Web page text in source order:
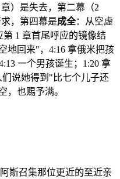
）是失去，第二幕（2
，第四幕是成全：从空虚
1 章首尾呼应的镜像结
地回来"，4:16 拿俄米把孩
一个男孩诞生；1:20 拿
说她得到"比七个儿子还
，也赐予满。
斯召集那位更近的至近亲